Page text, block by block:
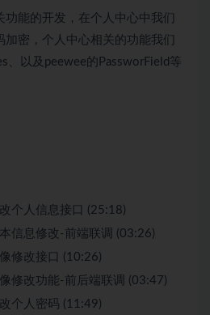
能的开发，在个人中心中我们
密，个人中心相关的功能我们
、以及peewee的PassworField等
个人信息接口 (25:18)
信息修改-前端联调 (03:26)
修改接口 (10:26)
修改功能-前后端联调 (03:47)
个人密码 (11:49)